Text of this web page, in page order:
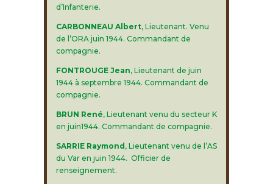
d’Infanterie.
CARBONNEAU Albert, Lieutenant. Venu
de l’ORA juin 1944. Commandant de
compagnie.
FONTROUGE Jean, Lieutenant de juin
1944 à septembre 1944. Commandant de
compagnie.
BRUN René, Lieutenant venu du secteur K
en juin1944. Commandant de compagnie.
SARRIE Raymond, Lieutenant venu de l’AS
du Var en juin 1944. Officier de
renseignement.